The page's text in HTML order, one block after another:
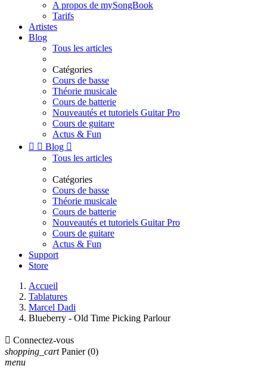
A propos de mySongBook
Tarifs
Artistes
Blog
Tous les articles
Catégories
Cours de basse
Théorie musicale
Cours de batterie
Nouveautés et tutoriels Guitar Pro
Cours de guitare
Actus & Fun
  Blog 
Tous les articles
Catégories
Cours de basse
Théorie musicale
Cours de batterie
Nouveautés et tutoriels Guitar Pro
Cours de guitare
Actus & Fun
Support
Store
Accueil
Tablatures
Marcel Dadi
Blueberry - Old Time Picking Parlour
 Connectez-vous
shopping_cart Panier (0)
menu